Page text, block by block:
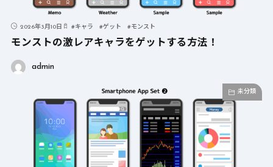
2026年3月10日 #キャラ #ゲット #モンスト
モンストの激レアキャラをゲットする方法！
admin
未分類